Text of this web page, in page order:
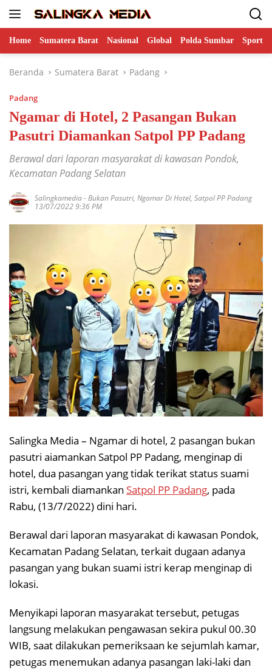
Home Sumatera Barat Nasional Global Polda Sumbar Sports
Beranda Sumatera Barat Padang
Padang
Ngamar di Hotel, 2 Pasangan Bukan
Pasutri Diamankan Satpol PP Padang
Berawal dari laporan masyarakat di kawasan Pondok,
Kecamatan Padang Selatan
Salingkamedia-Bukan Pasutri, Ngamar Di Hotel, Satpol PP Padang
13/07/2022 9:36 PM
Salingka Media – Ngamar di hotel, 2 pasangan bukan
pasutri aiamankan Satpol PP Padang, menginap di
hotel, dua pasangan yang tidak terikat status suami
istri, kembali diamankan Satpol PP Padang, pada
Rabu, (13/7/2022) dini hari.
Berawal dari laporan masyarakat di kawasan Pondok,
Kecamatan Padang Selatan, terkait dugaan adanya
pasangan yang bukan suami istri kerap menginap di
lokasi.
Menyikapi laporan masyarakat tersebut, petugas
langsung melakukan pengawasan sekira pukul 00.30
WIB, saat dilakukan pemeriksaan ke sejumlah kamar,
petugas menemukan adanya pasangan laki-laki dan